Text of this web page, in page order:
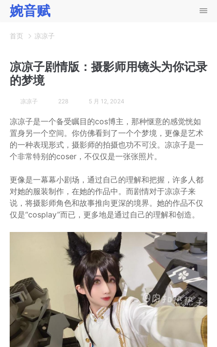
婉音赋
首页 凉凉子
凉凉子剧情版：摄影师用镜头为你记录
的梦境
凉凉子 228 5 月 12, 2024
凉凉子是一个备受瞩目的cos博主，那种惬意的感觉恍如
置身另一个空间。你仿佛看到了一个个梦境，更像是艺术
的一种表现形式，摄影师的拍摄也功不可没。凉凉子是一
个非常特别的coser，不仅仅是一张张照片。
更像是一幕幕小剧场，通过自己的理解和把握，许多人都
对她的服装制作，在她的作品中。而剧情对于凉凉子来
说，将摄影师角色和故事推向更深的境界。她的作品不仅
仅是“cosplay”而已，更多地是通过自己的理解和创造。